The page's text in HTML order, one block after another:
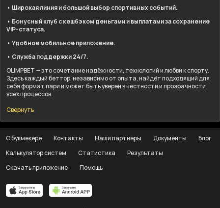
• Широкая линия и большой выбор спортивных событий.
• Бонусный клуб с кешбэком деньгами и выплатами за сохранение
VIP-статуса.
• Удобное мобильное приложение.
• Служба поддержки 24/7.
OLIMPBET — это сочетание надёжности, технологий и любви к спорту.
Здесь каждый беттор, независимо от опыта, найдёт подходящий для
себя формат пари и может быть уверен в честности и прозрачности
всех процессов.
Свернуть
О букмекере Контакты Наши партнеры Документы
Блог
Калькулятор систем
Статистика
Результаты
Скачать приложение
Помощь